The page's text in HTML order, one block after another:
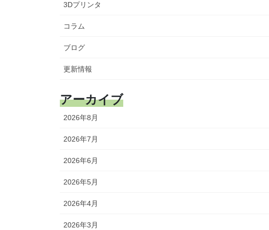
3Dプリンタ
コラム
ブログ
更新情報
アーカイブ
2026年8月
2026年7月
2026年6月
2026年5月
2026年4月
2026年3月